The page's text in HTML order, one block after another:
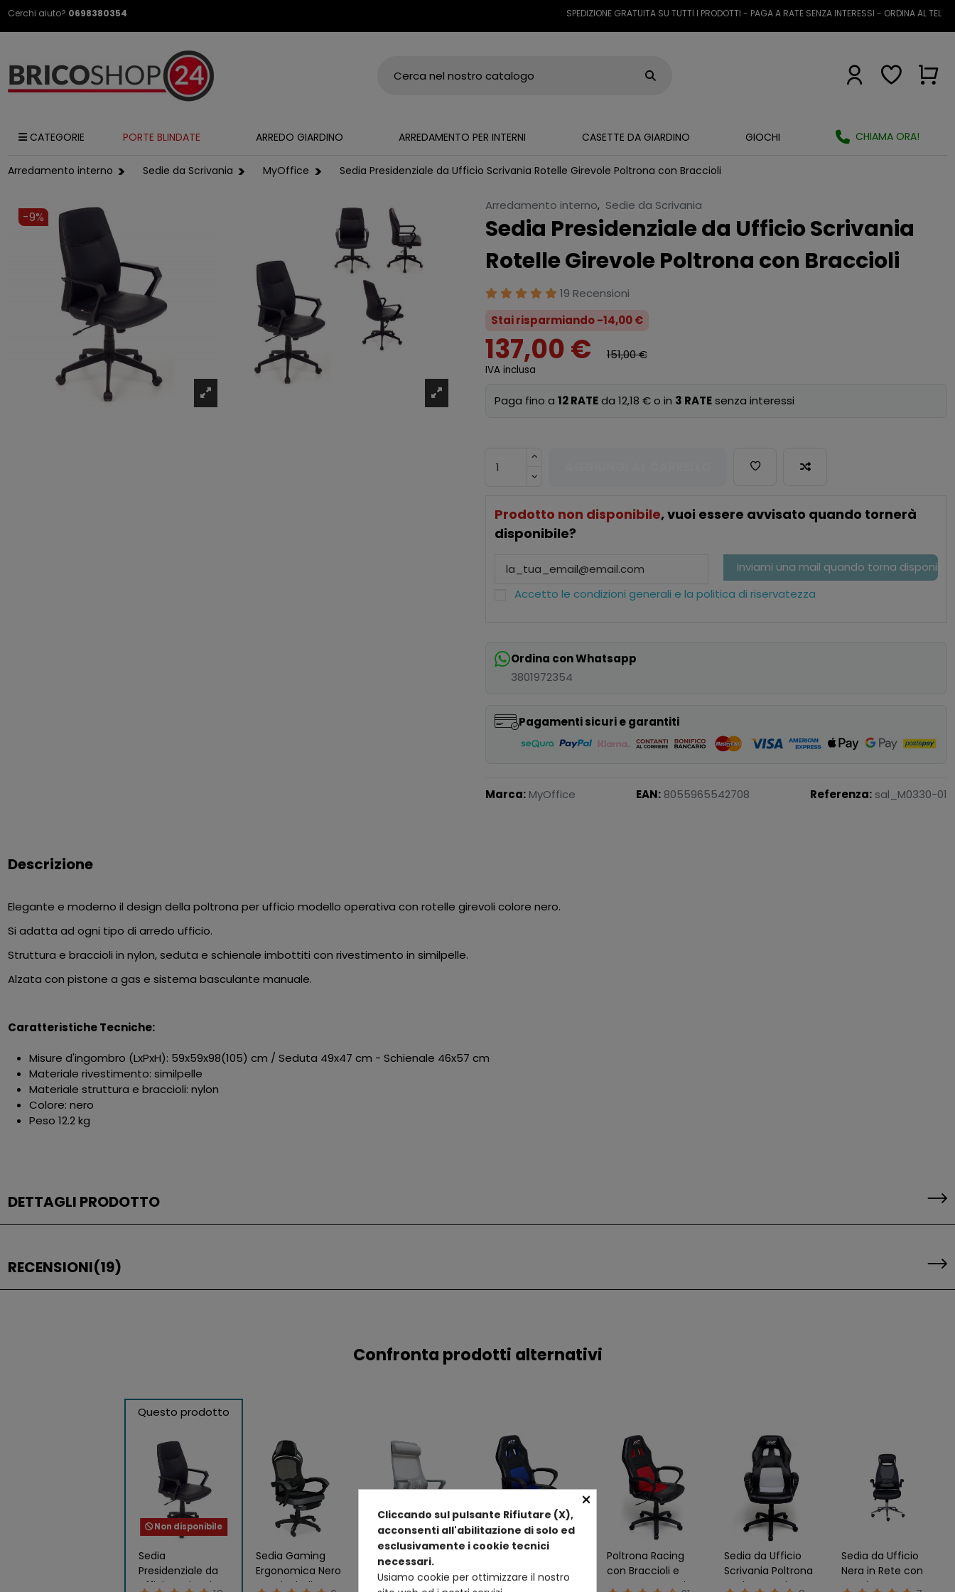
Cerchi aiuto? 0698380354 SPEDIZIONE GRATUITA SU TUTTI I PRODOTTI - PAGA A RATE SENZA INTERESSI - ORDINA AL TELEFONO O
CATEGORIE PORTE BLINDATE ARREDO GIARDINO ARREDAMENTO PER INTERNI CASETTE DA GIARDINO GIOCHI CHIAMA ORA!
Arredamento interno Sedie da Scrivania MyOffice Sedia Presidenziale da Ufficio Scrivania Rotelle Girevole Poltrona con Braccioli
-9%
Arredamento interno, Sedie da Scrivania
Sedia Presidenziale da Ufficio Scrivania
Rotelle Girevole Poltrona con Braccioli
19 Recensioni
Stai risparmiando -14,00 €
137,00 € 151,00 €
IVA inclusa
Paga fino a12 RATEda 12,18 € o in 3 RATEsenza interessi
Prodotto non disponibile, vuoi essere avvisato quando tornerà
disponibile?
Accetto le condizioni generali e la politica di riservatezza
Ordina con Whatsapp
3801972354
Pagamenti sicuri e garantiti
Marca: MyOffice EAN: 8055965542708 Referenza: sal_M0330-01
Descrizione
Elegante e moderno il design della poltrona per ufficio modello operativa con rotelle girevoli colore nero.
Si adatta ad ogni tipo di arredo ufficio.
Struttura e braccioli in nylon, seduta e schienale imbottiti con rivestimento in similpelle.
Alzata con pistone a gas e sistema basculante manuale.
Caratteristiche Tecniche:
Misure d'ingombro (LxPxH): 59x59x98(105) cm / Seduta 49x47 cm - Schienale 46x57 cm
Materiale rivestimento: similpelle
Materiale struttura e braccioli: nylon
Colore: nero
Peso 12.2 kg
DETTAGLI PRODOTTO
RECENSIONI(19)
Confronta prodotti alternativi
Questo prodotto
Non disponibile
Sedia
Presidenziale da
Ufficio Scrivania
Sedia Gaming
Ergonomica Nero
Poggiapiedi
Poltrona da Ufficio
Ergonomica Grigio
con Schienale Alto
Cameretta
Ragazzi
Poltrona Racing
con Braccioli e
Ruote Ergonomica
Sedia da Ufficio
Scrivania Poltrona
Racing Gaming
Sedia da Ufficio
Nera in Rete con
Poggiatesta con
×
Cliccando sul pulsante Rifiutare (X),
acconsenti all'abilitazione di solo ed
esclusivamente i cookie tecnici
necessari.
Usiamo cookie per ottimizzare il nostro